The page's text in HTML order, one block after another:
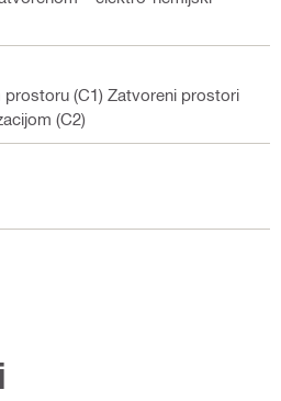
prostoru (C1) Zatvoreni prostori
(C2)